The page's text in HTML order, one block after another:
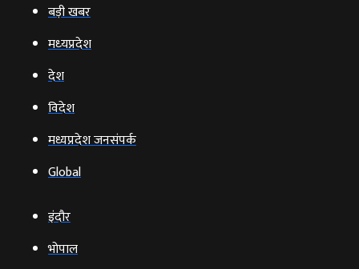
बड़ी खबर
मध्‍यप्रदेश
देश
विदेश
मध्यप्रदेश जनसंपर्क
Global
इंदौर
भोपाल